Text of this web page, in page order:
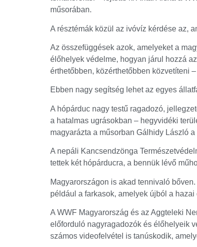
műsorában.
A résztémák közül az ivóvíz kérdése az,
Az összefüggések azok, amelyeket a
élőhelyek védelme, hogyan járul hozzá
érthetőbben, közérthetőbben közvetíteni
Ebben nagy segítség lehet az egyes
A hópárduc nagy testű ragadozó,
a hatalmas ugrásokban – hegyvidéki
magyarázta a műsorban Gálhidy László
A nepáli Kancsendzönga
tettek két hópárducra, a bennük lévő
Magyarországon is akad tennivaló
például a farkasok, amelyek újból a
A WWF Magyarország és az Aggteleki
előforduló nagyragadozók és élőhelyeik
számos videofelvétel is tanúskodik,